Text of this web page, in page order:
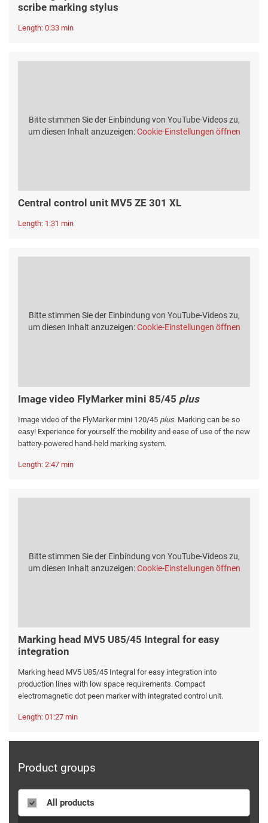
scribe marking stylus
Length: 0:33 min
Bitte stimmen Sie der Einbindung von YouTube-Videos zu,
um diesen Inhalt anzuzeigen:Cookie-Einstellungen öffnen
Central control unit MV5 ZE 301 XL
Length: 1:31 min
Bitte stimmen Sie der Einbindung von YouTube-Videos zu,
um diesen Inhalt anzuzeigen:Cookie-Einstellungen öffnen
Image video FlyMarker mini 85/45 plus
Image video of the FlyMarker mini 120/45 plus. Marking can be so
easy! Experience for yourself the mobility and ease of use of the new
battery-powered hand-held marking system.
Length: 2:47 min
Bitte stimmen Sie der Einbindung von YouTube-Videos zu,
um diesen Inhalt anzuzeigen:Cookie-Einstellungen öffnen
Marking head MV5 U85/45 Integral for easy
integration
Marking head MV5 U85/45 Integral for easy integration into
production lines with low space requirements. Compact
electromagnetic dot peen marker with integrated control unit.
Length: 01:27 min
Product groups
All products